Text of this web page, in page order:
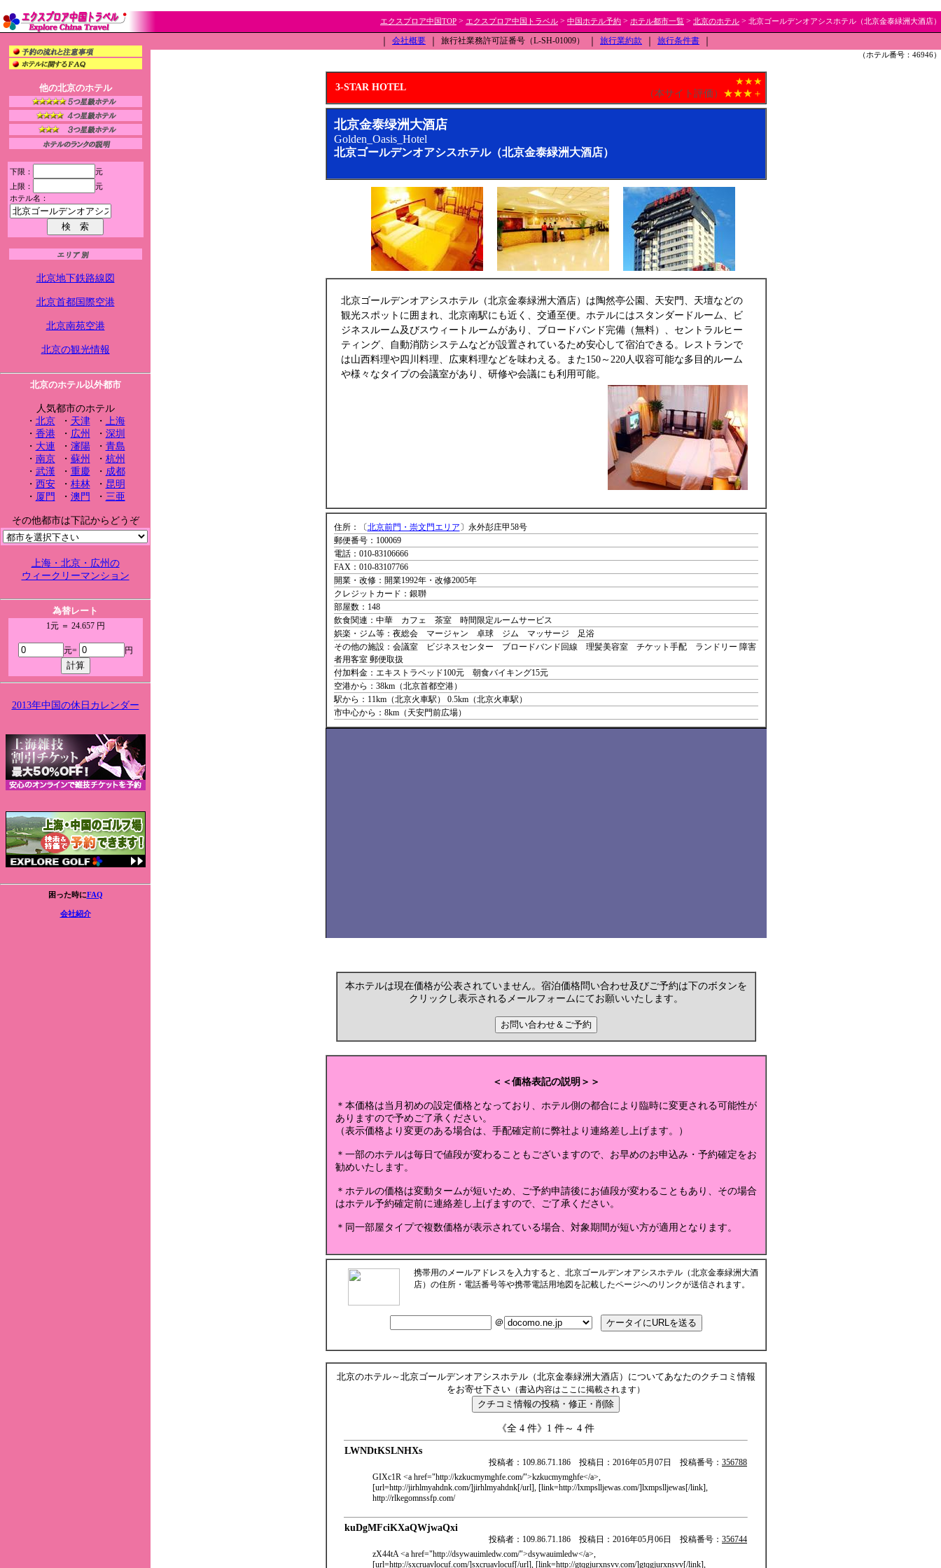
エクスプロア中国TOP > エクスプロア中国トラベル > 中国ホテル予約 > ホテル都市一覧 > 北京のホテル > 北京ゴールデンオアシスホテル（北京金泰緑洲大酒店）
他の北京のホテル
下限：
元
上限：
元
ホテル名：
北京地下鉄路線図
北京首都国際空港
北京南苑空港
北京の観光情報
北京のホテル以外都市
人気都市のホテル
・ 北京・ 天津・ 上海
・ 香港・ 広州 ・ 深圳
・ 大連 ・ 瀋陽・ 青島
・ 南京・ 蘇州 ・ 杭州
・ 武漢 ・ 重慶 ・ 成都
・ 西安・ 桂林・ 昆明
・ 厦門 ・ 澳門 ・ 三亜
その他都市は下記からどうぞ
上海・北京・広州の
ウィークリーマンション
為替レート
1元 ＝ 24.657 円
元= 円
2013年中国の休日カレンダー
困った時にFAQ
会社紹介
会社概要 旅行社業務許可証番号（L-SH-01009） 旅行業約款 旅行条件書
（ホテル番号：46946）
3-STAR HOTEL
★★★
（本サイト評価） ★★★＋
北京金泰绿洲大酒店
Golden_Oasis_Hotel
北京ゴールデンオアシスホテル（北京金泰緑洲大酒店）
北京ゴールデンオアシスホテル（北京金泰緑洲大酒店）は陶然亭公園、天安門、天壇などの
観光スポットに囲まれ、北京南駅にも近く、交通至便。ホテルにはスタンダードルーム、ビ
ジネスルーム及びスウィートルームがあり、ブロードバンド完備（無料）、セントラルヒー
ティング、自動消防システムなどが設置されているため安心して宿泊できる。レストランで
は山西料理や四川料理、広東料理などを味わえる。また150～220人収容可能な多目的ルーム
や様々なタイプの会議室があり、研修や会議にも利用可能。
住所：〔北京前門・崇文門エリア 〕永外彭庄甲58号
郵便番号：100069
電話：010-83106666
FAX：010-83107766
開業・改修：開業1992年・改修2005年
クレジットカード：銀聨
部屋数：148
飲食関連：中華 カフェ 茶室 時間限定ルームサービス
娯楽・ジム等：夜総会 マージャン 卓球 ジム マッサージ 足浴
その他の施設：会議室 ビジネスセンター ブロードバンド回線 理髪美容室 チケット手配 ランドリー 障害
者用客室 郵便取扱
付加料金：エキストラベッド100元 朝食バイキング15元
空港から：38km（北京首都空港）
駅から：11km（北京火車駅） 0.5km（北京火車駅）
市中心から：8km（天安門前広場）
本ホテルは現在価格が公表されていません。宿泊価格問い合わせ及びご予約は下のボタンを
クリックし表示されるメールフォームにてお願いいたします。
＜＜価格表記の説明＞＞
＊本価格は当月初めの設定価格となっており、ホテル側の都合により臨時に変更される可能性が
ありますので予めご了承ください。
（表示価格より変更のある場合は、手配確定前に弊社より連絡差し上げます。）
＊一部のホテルは毎日で値段が変わることもございますので、お早めのお申込み・予約確定をお
勧めいたします。
＊ホテルの価格は変動タームが短いため、ご予約申請後にお値段が変わることもあり、その場合
はホテル予約確定前に連絡差し上げますので、ご了承ください。
＊同一部屋タイプで複数価格が表示されている場合、対象期間が短い方が適用となります。
携帯用のメールアドレスを入力すると、北京ゴールデンオアシスホテル（北京金泰緑洲大酒
店）の住所・電話番号等や携帯電話用地図を記載したページへのリンクが送信されます。
＠
北京のホテル～北京ゴールデンオアシスホテル（北京金泰緑洲大酒店）についてあなたのクチコミ情報
をお寄せ下さい （書込内容はここに掲載されます）
《全 4 件》1 件～ 4 件
LWNDtKSLNHXs
投稿者：109.86.71.186 投稿日：2016年05月07日 投稿番号： 356788
GIXc1R <a href="http://kzkucmymghfe.com/">kzkucmymghfe</a>,
[url=http://jirhlmyahdnk.com/]jirhlmyahdnk[/url], [link=http://lxmpslljewas.com/]lxmpslljewas[/link],
http://rlkegomnssfp.com/
kuDgMFciKXaQWjwaQxi
投稿者：109.86.71.186 投稿日：2016年05月06日 投稿番号： 356744
zX44tA <a href="http://dsywauimledw.com/">dsywauimledw</a>,
[url=http://sxcruavlocuf.com/]sxcruavlocuf[/url], [link=http://gtqgjurxnsvv.com/]gtqgjurxnsvv[/link],